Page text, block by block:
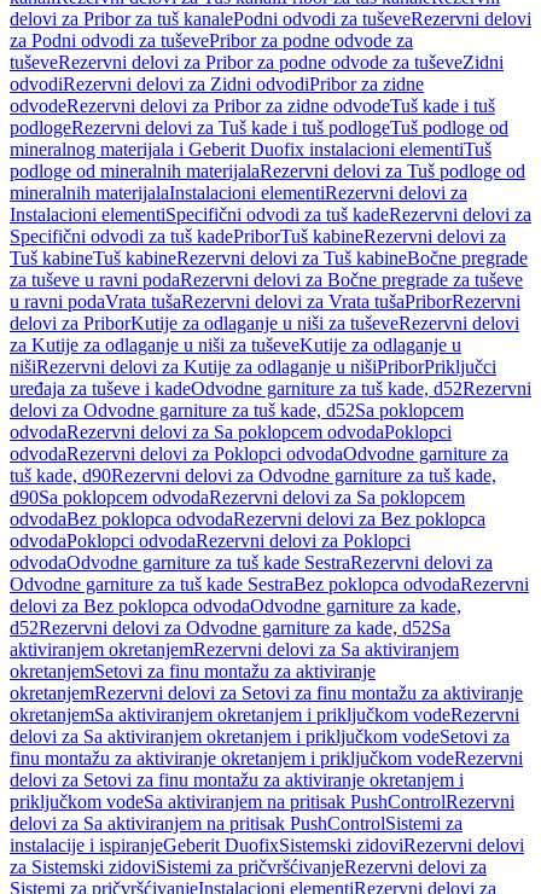
delovi za Pribor za tuš kanalePodni odvodi za tuševeRezervni delovi
za Podni odvodi za tuševePribor za podne odvode za
tuševeRezervni delovi za Pribor za podne odvode za tuševeZidni
odvodiRezervni delovi za Zidni odvodiPribor za zidne
odvodeRezervni delovi za Pribor za zidne odvodeTuš kade i tuš
podlogeRezervni delovi za Tuš kade i tuš podlogeTuš podloge od
mineralnog materijala i Geberit Duofix instalacioni elementiTuš
podloge od mineralnih materijalaRezervni delovi za Tuš podloge od
mineralnih materijalaInstalacioni elementiRezervni delovi za
Instalacioni elementiSpecifični odvodi za tuš kadeRezervni delovi za
Specifični odvodi za tuš kadePriborTuš kabineRezervni delovi za
Tuš kabineTuš kabineRezervni delovi za Tuš kabineBočne pregrade
za tuševe u ravni podaRezervni delovi za Bočne pregrade za tuševe
u ravni podaVrata tušaRezervni delovi za Vrata tušaPriborRezervni
delovi za PriborKutije za odlaganje u niši za tuševeRezervni delovi
za Kutije za odlaganje u niši za tuševeKutije za odlaganje u
nišiRezervni delovi za Kutije za odlaganje u nišiPriborPriključci
uređaja za tuševe i kadeOdvodne garniture za tuš kade, d52Rezervni
delovi za Odvodne garniture za tuš kade, d52Sa poklopcem
odvodaRezervni delovi za Sa poklopcem odvodaPoklopci
odvodaRezervni delovi za Poklopci odvodaOdvodne garniture za
tuš kade, d90Rezervni delovi za Odvodne garniture za tuš kade,
d90Sa poklopcem odvodaRezervni delovi za Sa poklopcem
odvodaBez poklopca odvodaRezervni delovi za Bez poklopca
odvodaPoklopci odvodaRezervni delovi za Poklopci
odvodaOdvodne garniture za tuš kade SestraRezervni delovi za
Odvodne garniture za tuš kade SestraBez poklopca odvodaRezervni
delovi za Bez poklopca odvodaOdvodne garniture za kade,
d52Rezervni delovi za Odvodne garniture za kade, d52Sa
aktiviranjem okretanjemRezervni delovi za Sa aktiviranjem
okretanjemSetovi za finu montažu za aktiviranje
okretanjemRezervni delovi za Setovi za finu montažu za aktiviranje
okretanjemSa aktiviranjem okretanjem i priključkom vodeRezervni
delovi za Sa aktiviranjem okretanjem i priključkom vodeSetovi za
finu montažu za aktiviranje okretanjem i priključkom vodeRezervni
delovi za Setovi za finu montažu za aktiviranje okretanjem i
priključkom vodeSa aktiviranjem na pritisak PushControlRezervni
delovi za Sa aktiviranjem na pritisak PushControlSistemi za
instalacije i ispiranjeGeberit DuofixSistemski zidoviRezervni delovi
za Sistemski zidoviSistemi za pričvršćivanjeRezervni delovi za
Sistemi za pričvršćivanjeInstalacioni elementiRezervni delovi za